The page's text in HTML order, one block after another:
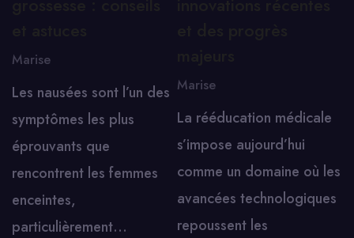
Marise
Les nausées sont l’un des
symptômes les plus
éprouvants que
rencontrent les femmes
enceintes,
particulièrement…
Marise
La rééducation médicale
s’impose aujourd’hui
comme un domaine où les
avancées technologiques
repoussent les